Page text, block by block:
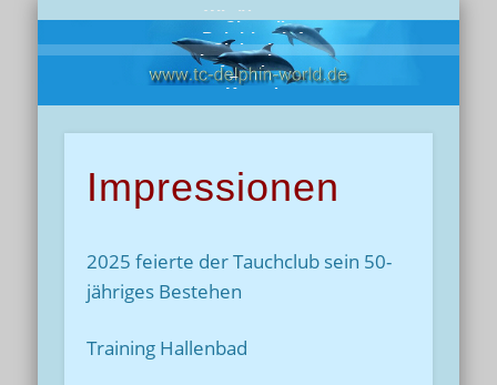
Wir über uns
Chronik
Delphine-Info
Clubreisen
Impressionen
Angebote
Presse
Kontakt
Impressionen
2025 feierte der Tauchclub sein 50-
jähriges Bestehen
Training Hallenbad